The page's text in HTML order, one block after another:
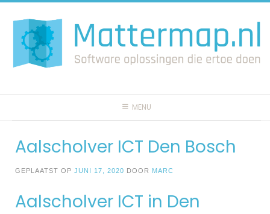
naar
inhoud
MENU
Aalscholver ICT Den Bosch
GEPLAATST OP JUNI 17, 2020 DOOR MARC
Aalscholver ICT in Den